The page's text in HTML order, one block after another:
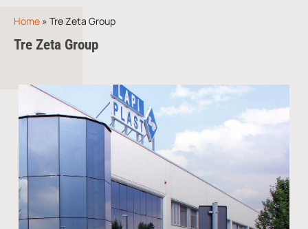
Home » Tre Zeta Group
Tre Zeta Group